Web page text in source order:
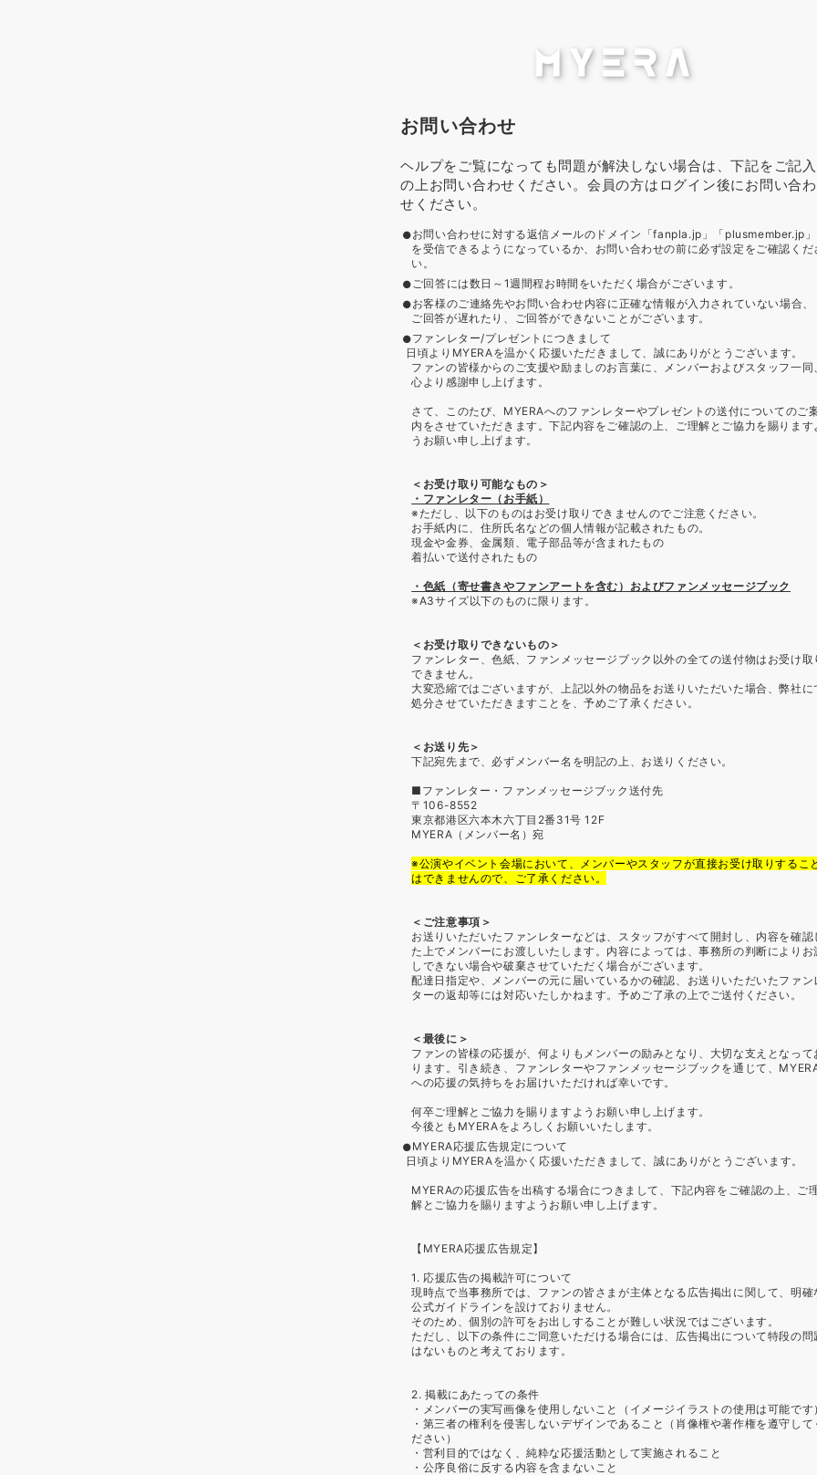
お問い合わせ
ヘルプをご覧になっても問題が解決しない場合は、下記をご記入
の上お問い合わせください。会員の方はログイン後にお問い合わ
せください。
お問い合わせに対する返信メールのドメイン「fanpla.jp」「plusmember.jp」
を受信できるようになっているか、お問い合わせの前に必ず設定をご確認くだ
い。
ご回答には数日～1週間程お時間をいただく場合がございます。
お客様のご連絡先やお問い合わせ内容に正確な情報が入力されていない場合、
ご回答が遅れたり、ご回答ができないことがございます。
ファンレター/プレゼントにつきまして
日頃よりMYERAを温かく応援いただきまして、誠にありがとうございます。
ファンの皆様からのご支援や励ましのお言葉に、メンバーおよびスタッフ一同
心より感謝申し上げます。
さて、このたび、MYERAへのファンレターやプレゼントの送付についてのご
内をさせていただきます。下記内容をご確認の上、ご理解とご協力を賜ります
うお願い申し上げます。
＜お受け取り可能なもの＞
・ファンレター（お手紙）
※ただし、以下のものはお受け取りできませんのでご注意ください。
お手紙内に、住所氏名などの個人情報が記載されたもの。
現金や金券、金属類、電子部品等が含まれたもの
着払いで送付されたもの
・色紙（寄せ書きやファンアートを含む）およびファンメッセージブック
※A3サイズ以下のものに限ります。
＜お受け取りできないもの＞
ファンレター、色紙、ファンメッセージブック以外の全ての送付物はお受け取
できません。
大変恐縮ではございますが、上記以外の物品をお送りいただいた場合、弊社に
処分させていただきますことを、予めご了承ください。
＜お送り先＞
下記宛先まで、必ずメンバー名を明記の上、お送りください。
■ファンレター・ファンメッセージブック送付先
〒106-8552
東京都港区六本木六丁目2番31号 12F
MYERA（メンバー名）宛
※公演やイベント会場において、メンバーやスタッフが直接お受け取りするこ
はできませんので、ご了承ください。
＜ご注意事項＞
お送りいただいたファンレターなどは、スタッフがすべて開封し、内容を確認
た上でメンバーにお渡しいたします。内容によっては、事務所の判断によりお
しできない場合や破棄させていただく場合がございます。
配達日指定や、メンバーの元に届いているかの確認、お送りいただいたファン
ターの返却等には対応いたしかねます。予めご了承の上でご送付ください。
＜最後に＞
ファンの皆様の応援が、何よりもメンバーの励みとなり、大切な支えとなって
ります。引き続き、ファンレターやファンメッセージブックを通じて、
への応援の気持ちをお届けいただければ幸いです。
何卒ご理解とご協力を賜りますようお願い申し上げます。
今後ともMYERAをよろしくお願いいたします。
MYERA応援広告規定について
日頃よりMYERAを温かく応援いただきまして、誠にありがとうございます。
MYERAの応援広告を出稿する場合につきまして、下記内容をご確認の上、ご
解とご協力を賜りますようお願い申し上げます。
【MYERA応援広告規定】
1. 応援広告の掲載許可について
現時点で当事務所では、ファンの皆さまが主体となる広告掲出に関して、明確
公式ガイドラインを設けておりません。
そのため、個別の許可をお出しすることが難しい状況ではございます。
ただし、以下の条件にご同意いただける場合には、広告掲出について特段の問
はないものと考えております。
2. 掲載にあたっての条件
・メンバーの実写画像を使用しないこと（イメージイラストの使用は可能です
・第三者の権利を侵害しないデザインであること（肖像権や著作権を遵守して
ださい）
・営利目的ではなく、純粋な応援活動として実施されること
・公序良俗に反する内容を含まないこと